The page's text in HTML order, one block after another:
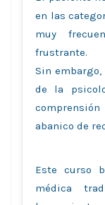
en las
muy
frustrante.
Sin
de la
abanico de
Este curso
médica